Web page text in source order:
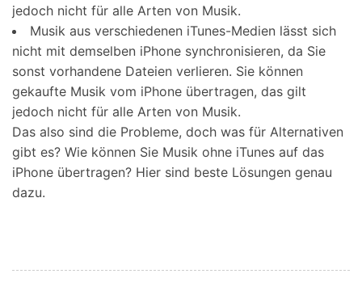
jedoch nicht für alle Arten von Musik.
Musik aus verschiedenen iTunes-Medien lässt sich
nicht mit demselben iPhone synchronisieren, da Sie
sonst vorhandene Dateien verlieren. Sie können
gekaufte Musik vom iPhone übertragen, das gilt
jedoch nicht für alle Arten von Musik.
Das also sind die Probleme, doch was für Alternativen
gibt es? Wie können Sie Musik ohne iTunes auf das
iPhone übertragen? Hier sind beste Lösungen genau
dazu.